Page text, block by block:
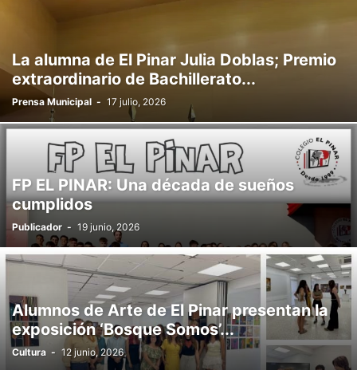
La alumna de El Pinar Julia Doblas; Premio
extraordinario de Bachillerato...
Prensa Municipal - 17 julio, 2026
FP EL PINAR: Una década de sueños
cumplidos
Publicador - 19 junio, 2026
Alumnos de Arte de El Pinar presentan la
exposición ‘Bosque Somos’...
Cultura - 12 junio, 2026